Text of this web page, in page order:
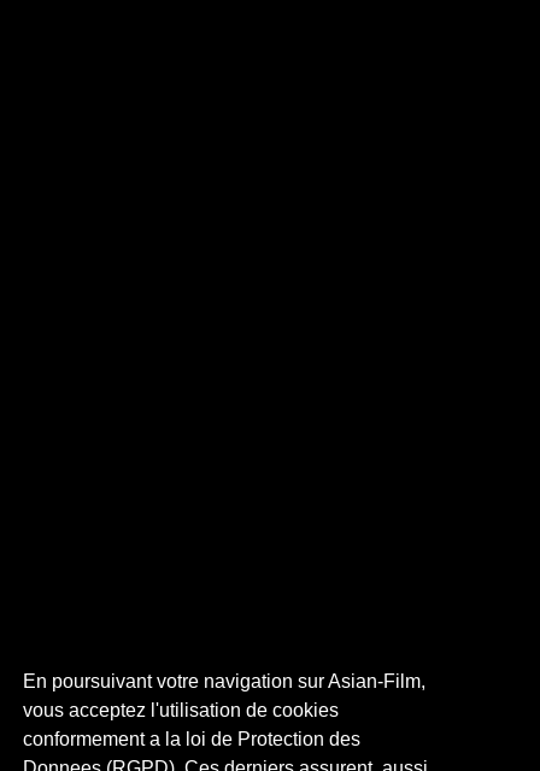
En poursuivant votre navigation sur Asian-Film,
vous acceptez l'utilisation de cookies
conformement a la loi de Protection des